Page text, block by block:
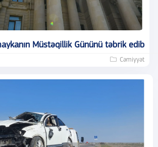
Müstəqillik Gününü təbrik edib
Cəmiyyət